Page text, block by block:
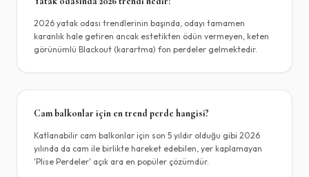
2026 yatak odası trendlerinin başında, odayı tamamen
karanlık hale getiren ancak estetikten ödün vermeyen, keten
görünümlü Blackout (karartma) fon perdeler gelmektedir.
Cam balkonlar için en trend perde hangisi?
Katlanabilir cam balkonlar için son 5 yıldır olduğu gibi 2026
yılında da cam ile birlikte hareket edebilen, yer kaplamayan
'Plise Perdeler' açık ara en popüler çözümdür.